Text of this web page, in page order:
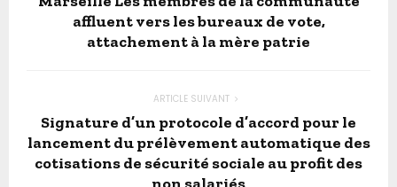
affluent vers les bureaux de vote,
attachement à la mère patrie
ARTICLE SUIVANT
Signature d’un protocole d’accord pour le
lancement du prélèvement automatique des
cotisations de sécurité sociale au profit des
non salariés